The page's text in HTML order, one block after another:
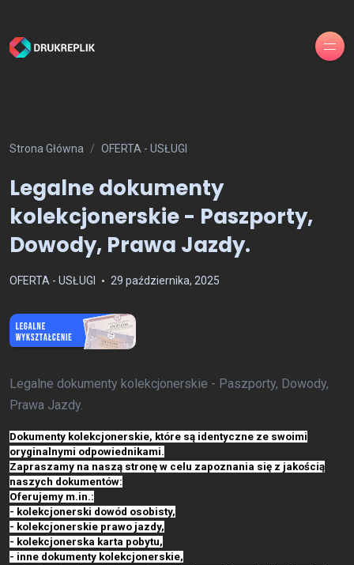
Strona Główna OFERTA - USŁUGI
Legalne dokumenty
kolekcjonerskie - Paszporty,
Dowody, Prawa Jazdy.
OFERTA - USŁUGI 29 października, 2025
Legalne dokumenty kolekcjonerskie - Paszporty, Dowody,
Prawa Jazdy.
Dokumenty kolekcjonerskie, które są identyczne ze swoimi
oryginalnymi odpowiednikami.
Zapraszamy na naszą stronę w celu zapoznania się z jakością
naszych dokumentów:
Oferujemy m.in.:
- kolekcjonerski dowód osobisty,
- kolekcjonerskie prawo jazdy,
- kolekcjonerska karta pobytu,
- inne dokumenty kolekcjonerskie,